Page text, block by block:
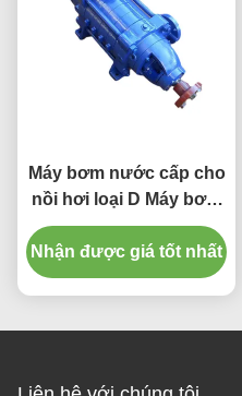
Máy bơm nước cấp cho
nồi hơi loại D Máy bơm
ly tâm đa tầng nằm
ngang Hút đơn
Nhận được giá tốt nhất